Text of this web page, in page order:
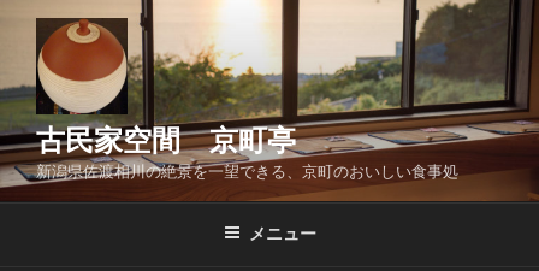
ン
ツ
へ
ス
古民家空間 京町亭
新潟県佐渡相川の絶景を一望できる、京町のおいしい食事処
メニュー